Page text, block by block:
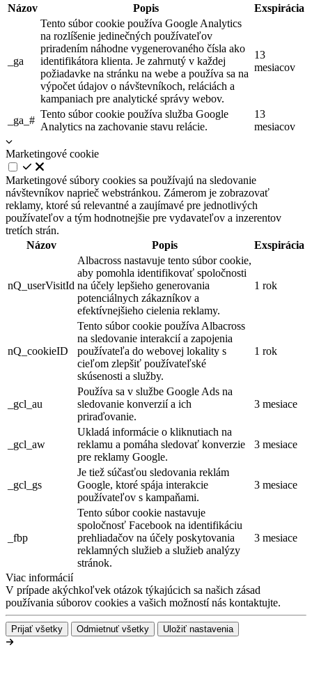
Názov
Popis Exspirácia
_ga
Tento súbor cookie používa Google Analytics
na rozlíšenie jedinečných používateľov
priradením náhodne vygenerovaného čísla ako
identifikátora klienta. Je zahrnutý v každej
požiadavke na stránku na webe a používa sa na
výpočet údajov o návštevníkoch, reláciách a
kampaniach pre analytické správy webov.
13
mesiacov
_ga_#
Tento súbor cookie používa služba Google
Analytics na zachovanie stavu relácie.
13
mesiacov
Marketingové cookie
Marketingové súbory cookies sa používajú na sledovanie
návštevníkov naprieč webstránkou. Zámerom je zobrazovať
reklamy, ktoré sú relevantné a zaujímavé pre jednotlivých
používateľov a tým hodnotnejšie pre vydavateľov a inzerentov
tretích strán.
Názov
Popis Exspirácia
nQ_userVisitId
Albacross nastavuje tento súbor cookie,
aby pomohla identifikovať spoločnosti
na účely lepšieho generovania
potenciálnych zákazníkov a
efektívnejšieho cielenia reklamy.
1 rok
nQ_cookieID
Tento súbor cookie používa Albacross
na sledovanie interakcií a zapojenia
používateľa do webovej lokality s
cieľom zlepšiť používateľské
skúsenosti a služby.
1 rok
_gcl_au
Používa sa v službe Google Ads na
sledovanie konverzií a ich
priraďovanie.
3 mesiace
_gcl_aw
Ukladá informácie o kliknutiach na
reklamu a pomáha sledovať konverzie
pre reklamy Google.
3 mesiace
_gcl_gs
Je tiež súčasťou sledovania reklám
Google, ktoré spája interakcie
používateľov s kampaňami.
3 mesiace
_fbp
Tento súbor cookie nastavuje
spoločnosť Facebook na identifikáciu
prehliadačov na účely poskytovania
reklamných služieb a služieb analýzy
stránok.
3 mesiace
Viac informácií
V prípade akýchkoľvek otázok týkajúcich sa našich zásad
používania súborov cookies a vašich možností nás kontaktujte.
Prijať všetky Odmietnuť všetky Uložiť nastavenia